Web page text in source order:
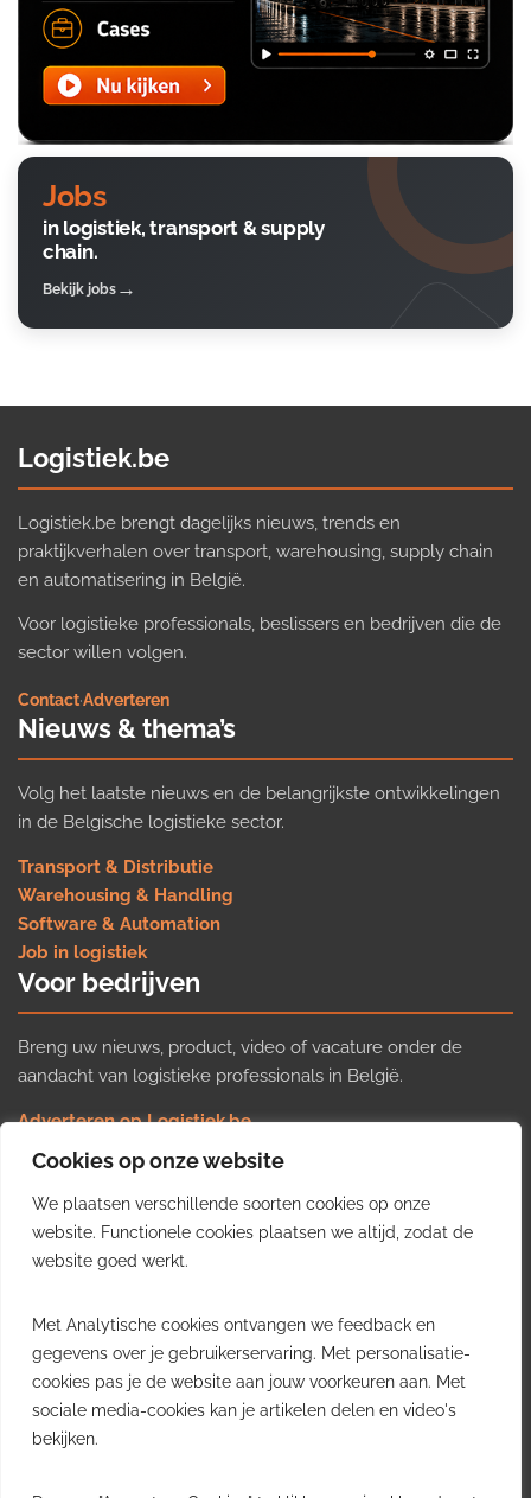
Cookies op onze website
We plaatsen verschillende soorten cookies op onze
website. Functionele cookies plaatsen we altijd, zodat de
website goed werkt.
Met Analytische cookies ontvangen we feedback en
gegevens over je gebruikerservaring. Met personalisatie-
cookies pas je de website aan jouw voorkeuren aan. Met
sociale media-cookies kan je artikelen delen en video's
bekijken.
Jobs
in logistiek, transport & supply
chain.
Bekijk jobs
Logistiek.be
Logistiek.be brengt dagelijks nieuws, trends en
praktijkverhalen over transport, warehousing, supply chain
en automatisering in België.
Voor logistieke professionals, beslissers en bedrijven die de
sector willen volgen.
Contact·Adverteren
Nieuws & thema’s
Volg het laatste nieuws en de belangrijkste ontwikkelingen
in de Belgische logistieke sector.
Transport & Distributie
Warehousing & Handling
Software & Automation
Job in logistiek
Voor bedrijven
Breng uw nieuws, product, video of vacature onder de
aandacht van logistieke professionals in België.
Adverteren op Logistiek.be
Nieuws insturen
Uw video op Logistiek.TV
Job plaatsen
Gratis wekelijkse update
inzichten uit de Belgische logistieke sector in uw inbox.
Ontvang je gratis
wekelijkse update
Uitschrijven kan altijd.